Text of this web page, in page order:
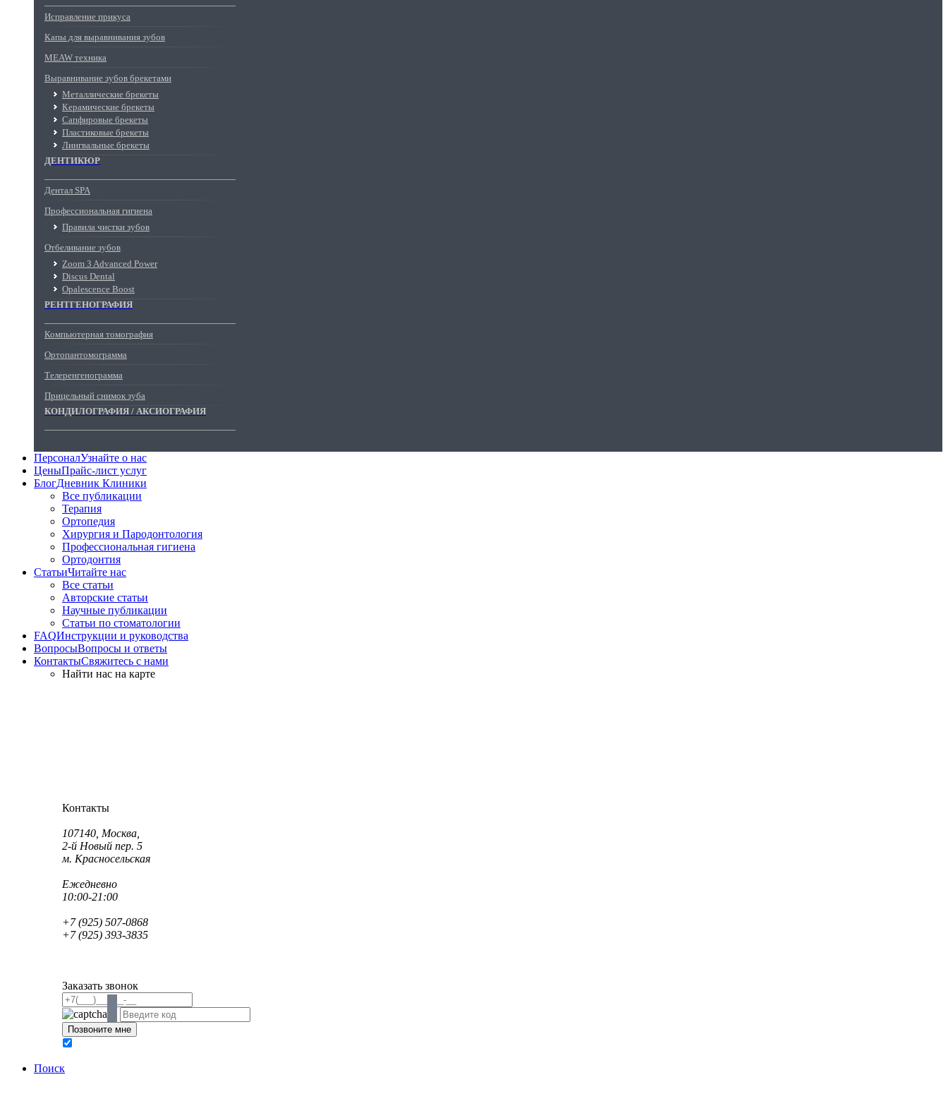
Исправление прикуса
Капы для выравнивания зубов
MEAW техника
Выравнивание зубов брекетами
Металлические брекеты
Керамические брекеты
Сапфировые брекеты
Пластиковые брекеты
Лингвальные брекеты
ДЕНТИКЮР
Дентал SPA
Профессиональная гигиена
Правила чистки зубов
Отбеливание зубов
Zoom 3 Advanced Power
Discus Dental
Opalescence Boost
РЕНТГЕНОГРАФИЯ
Компьютерная томография
Ортопантомограмма
Телеренгенограмма
Прицельный снимок зуба
КОНДИЛОГРАФИЯ / АКСИОГРАФИЯ
ПерсоналУзнайте о нас
ЦеныПрайс-лист услуг
БлогДневник Клиники
Все публикации
Терапия
Ортопедия
Хирургия и Пародонтология
Профессиональная гигиена
Ортодонтия
СтатьиЧитайте нас
Все статьи
Авторские статьи
Научные публикации
Статьи по стоматологии
FAQИнструкции и руководства
ВопросыВопросы и ответы
КонтактыСвяжитесь с нами
Найти нас на карте
Контакты
107140, Москва,
2-й Новый пер. 5
м. Красносельская
Ежедневно
10:00-21:00
+7 (925) 507-0868
+7 (925) 393-3835
Заказать звонок
Поиск